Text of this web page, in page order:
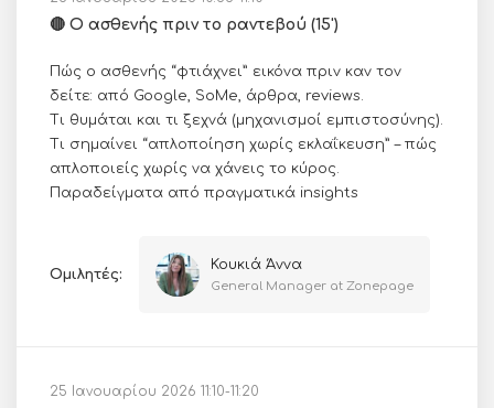
🔴 Ο ασθενής πριν το ραντεβού (15')
Πώς ο ασθενής “φτιάχνει” εικόνα πριν καν τον
δείτε: από Google, SoMe, άρθρα, reviews.
Τι θυμάται και τι ξεχνά (μηχανισμοί εμπιστοσύνης).
Τι σημαίνει “απλοποίηση χωρίς εκλαΐκευση” – πώς
απλοποιείς χωρίς να χάνεις το κύρος.
Παραδείγματα από πραγματικά insights
Ομιλητές:
Κουκιά Άννα
General Manager at Zonepage
25 Ιανουαρίου 2026 11:10-11:20